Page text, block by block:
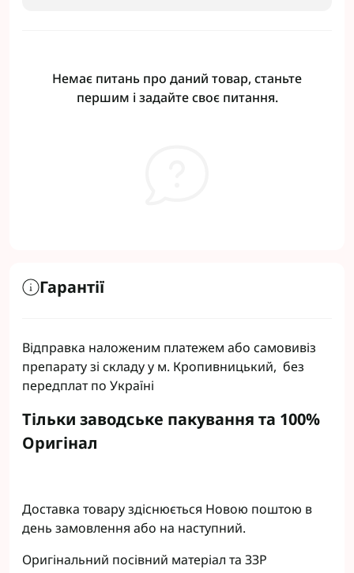
Немає питань про даний товар, станьте
першим і задайте своє питання.
Гарантії
Відправка наложеним платежем або самовивіз
препарату зі складу у м. Кропивницький, без
передплат по Україні
Тільки заводське пакування та 100%
Оригінал
Доставка товару здіснюється Новою поштою в
день замовлення або на наступний.
Оригінальний посівний матеріал та ЗЗР